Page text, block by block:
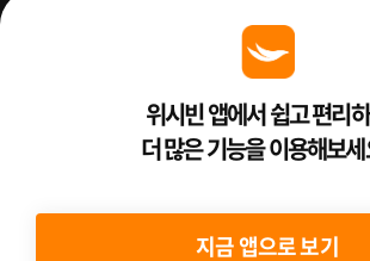
Venture Enterprise위시빈 앱에서 쉽고 편리
더 많은 기능을 이용해보
지금 앱으로 보기